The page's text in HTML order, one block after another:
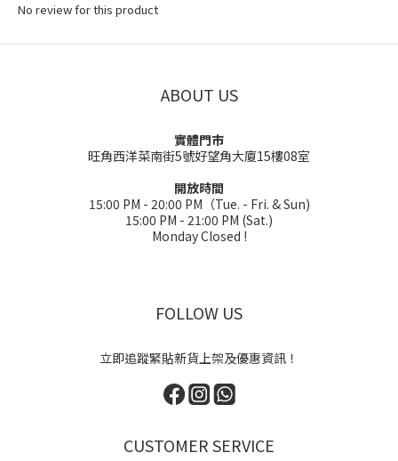
No review for this product
ABOUT US
實體門市
旺角西洋菜南街5號好望角大廈15樓08室
開放時間
15:00 PM - 20:00 PM（Tue. - Fri. & Sun)
15:00 PM - 21:00 PM (Sat.)
Monday Closed !
FOLLOW US
立即追蹤緊貼新貨上架及優惠資訊！
CUSTOMER SERVICE